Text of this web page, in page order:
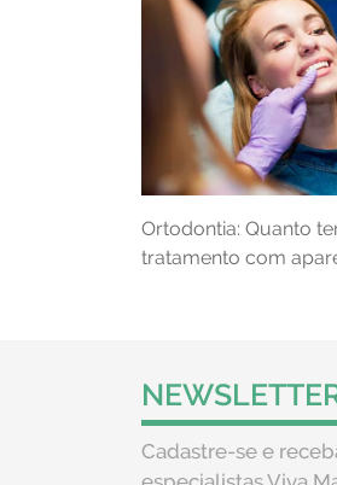
Ortodontia: Quanto
tratamento com
Cadastre-se e